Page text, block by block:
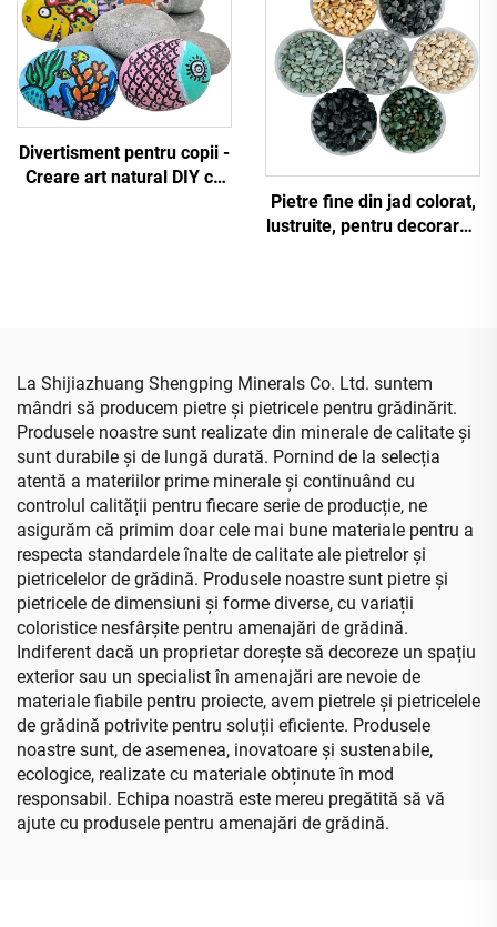
Focar Grădină Amenajare
peisagistică
Divertisment pentru copii -
Creare art natural DIY cu
Pietre fine din jad colorat,
lustruite, pentru decorarea
La Shijiazhuang Shengping Minerals Co. Ltd. suntem
mândri să producem pietre și pietricele pentru grădinărit.
Produsele noastre sunt realizate din minerale de calitate și
sunt durabile și de lungă durată. Pornind de la selecția
atentă a materiilor prime minerale și continuând cu
controlul calității pentru fiecare serie de producție, ne
asigurăm că primim doar cele mai bune materiale pentru a
respecta standardele înalte de calitate ale pietrelor și
pietricelelor de grădină. Produsele noastre sunt pietre și
pietricele de dimensiuni și forme diverse, cu variații
coloristice nesfârșite pentru amenajări de grădină.
Indiferent dacă un proprietar dorește să decoreze un spațiu
exterior sau un specialist în amenajări are nevoie de
materiale fiabile pentru proiecte, avem pietrele și pietricelele
de grădină potrivite pentru soluții eficiente. Produsele
noastre sunt, de asemenea, inovatoare și sustenabile,
ecologice, realizate cu materiale obținute în mod
responsabil. Echipa noastră este mereu pregătită să vă
ajute cu produsele pentru amenajări de grădină.